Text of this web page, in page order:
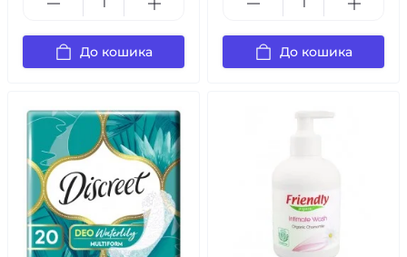
До кошика До кошика